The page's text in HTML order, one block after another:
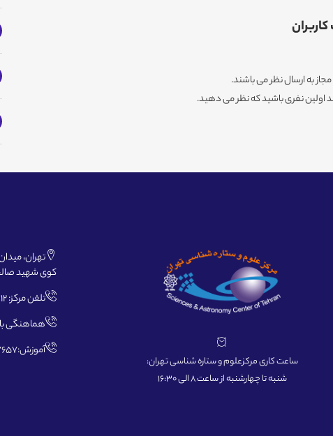
مجاز به ارسال نظر می باشند.
نفری باشید که نظر می دهید.
ساعت کاری مرکزعلوم و ستاره شناسی تهران:
شنبه تا چهارشنبه از ساعت 8 الی 16:30
تهران،
کوی شهید
تلفن مرکز: 96027012-021
هماهنگی بازدید:
آموزش:96027657-021